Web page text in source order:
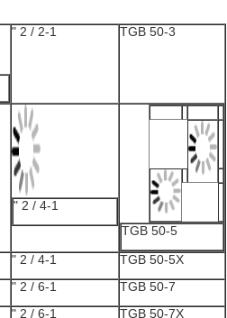
TGB 50-3
2-1 / 2 "
TGB 50-5
4-1 / 2 "
TGB 50-5X
4-1 / 2 "
TGB 50-7
6-1 / 2 "
TGB 50-7X
6-1 / 2 "